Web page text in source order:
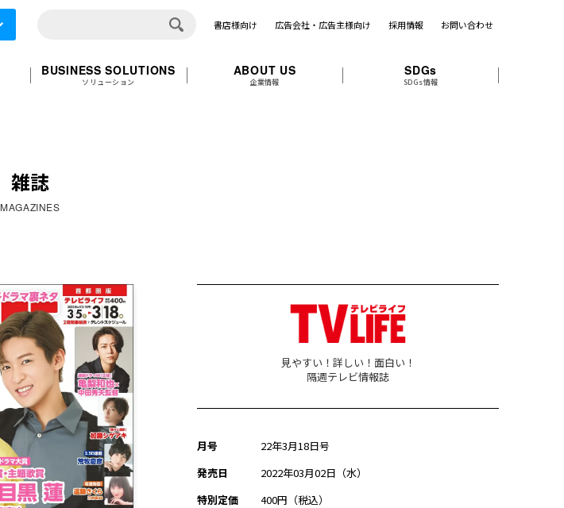
書店様向け 広告会社・広告主様向け 採用情報 お問い合わせ
BUSINESS SOLUTIONS
ソリューション
ABOUT US
企業情報
SDGs
SDGs情報
雑誌
MAGAZINES
見やすい！詳しい！面白い！
隔週テレビ情報誌
月号
22年3月18日号
発売日
2022年03月02日（水）
特別定価
400円（税込）